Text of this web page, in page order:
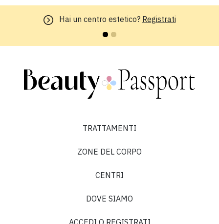
Hai un centro estetico? Registrati
TRATTAMENTI
ZONE DEL CORPO
CENTRI
DOVE SIAMO
ACCEDI O REGISTRATI